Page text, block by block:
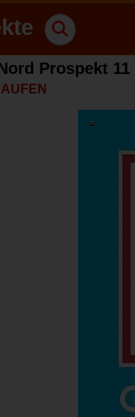
Prospekt